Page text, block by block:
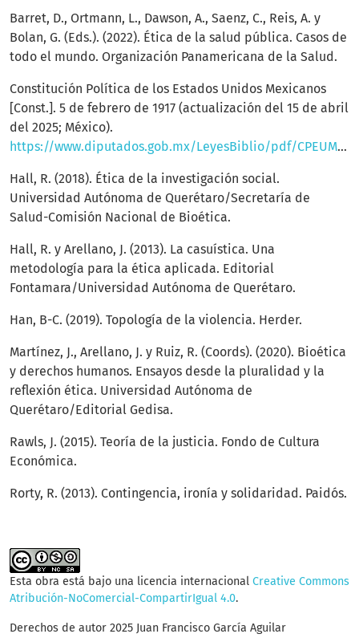
Barret, D., Ortmann, L., Dawson, A., Saenz, C., Reis, A. y
Bolan, G. (Eds.). (2022). Ética de la salud pública. Casos de
todo el mundo. Organización Panamericana de la Salud.
Constitución Política de los Estados Unidos Mexicanos
[Const.]. 5 de febrero de 1917 (actualización del 15 de abril
del 2025; México).
https://www.diputados.gob.mx/LeyesBiblio/pdf/CPEUM.pdf
Hall, R. (2018). Ética de la investigación social.
Universidad Autónoma de Querétaro/Secretaría de
Salud-Comisión Nacional de Bioética.
Hall, R. y Arellano, J. (2013). La casuística. Una
metodología para la ética aplicada. Editorial
Fontamara/Universidad Autónoma de Querétaro.
Han, B-C. (2019). Topología de la violencia. Herder.
Martínez, J., Arellano, J. y Ruiz, R. (Coords). (2020). Bioética
y derechos humanos. Ensayos desde la pluralidad y la
reflexión ética. Universidad Autónoma de
Querétaro/Editorial Gedisa.
Rawls, J. (2015). Teoría de la justicia. Fondo de Cultura
Económica.
Rorty, R. (2013). Contingencia, ironía y solidaridad. Paidós.
Esta obra está bajo una licencia internacional Creative Commons
Atribución-NoComercial-CompartirIgual 4.0.
Derechos de autor 2025 Juan Francisco García Aguilar